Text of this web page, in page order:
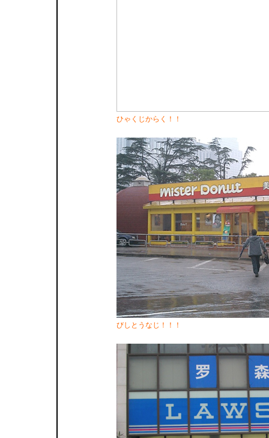
ひゃくじからく！！
びしとうなじ！！！